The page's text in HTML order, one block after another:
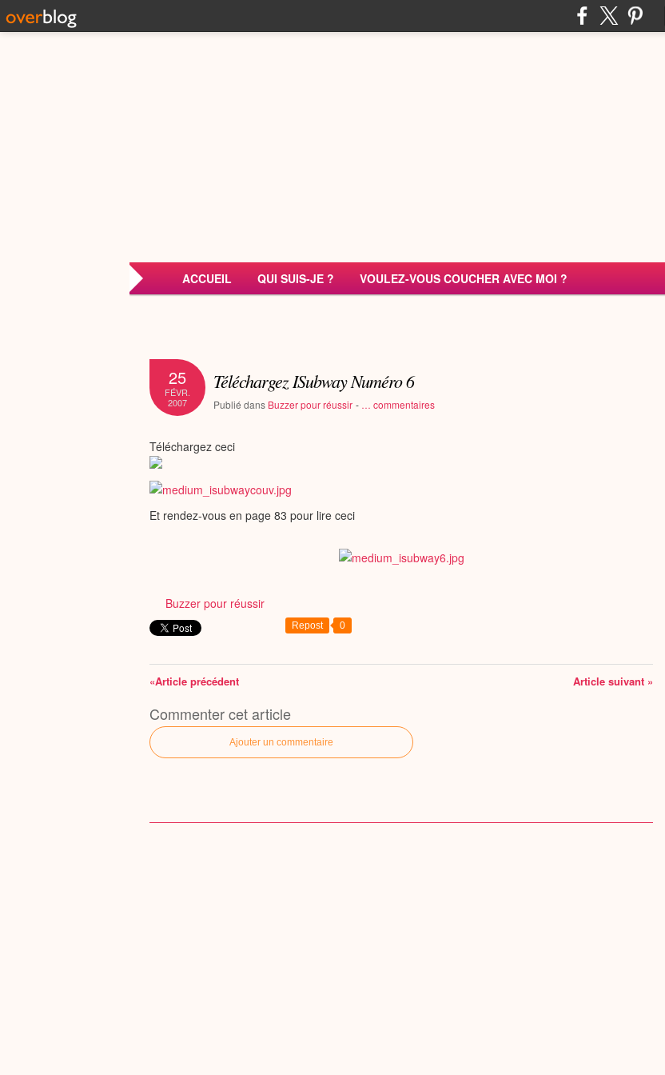
ACCUEIL QUI SUIS-JE ? VOULEZ-VOUS COUCHER AVEC MOI ?
25
FÉVR.
2007
Téléchargez ISubway Numéro 6
Publié dans Buzzer pour réussir - … commentaires
Téléchargez ceci
Et rendez-vous en page 83 pour lire ceci
Buzzer pour réussir
Repost 0
«Article précédent Article suivant »
Commenter cet article
Ajouter un commentaire